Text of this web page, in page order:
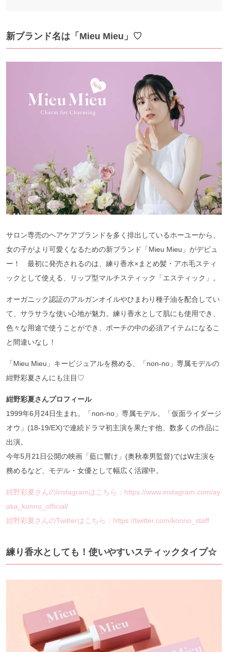
新ブランド名は「Mieu Mieu」♡
サロン専売のヘアケアブランドを多く排出しているホーユーから、
女の子がより可愛くなるための新ブランド「Mieu Mieu」がデビュ
ー！ 最初に発売されるのは、練り香水×まとめ髪・アホ毛スティ
ックとして使える、リップ型マルチスティック「エスティック」。
オーガニック認証のアルガンオイルやひまわり種子油を配合してい
て、サラサラな使い心地が魅力。練り香水として肌にも使用でき、
色々な用途で使うことができ、ポーチの中の必須アイテムになるこ
と間違いなし！
「Mieu Mieu」キービジュアルを務める、「non-no」専属モデルの
紺野彩夏さんにも注目♡
紺野彩夏さんプロフィール
1999年6月24日生まれ。「non-no」専属モデル。「仮面ライダージ
オウ」(18-19/EX)で連続ドラマ初主演を果たす他、数多くの作品に
出演。
今年5月21日公開の映画「藍に響け」(奥秋泰男監督)ではW主演を
務めるなど、モデル・女優として幅広く活躍中。
紺野彩夏さんのInstagramはこちら：https://www.instagram.com/ay
aka_konno_official/
紺野彩夏さんのTwitterはこちら：https://twitter.com/konno_staff
練り香水としても！使いやすいスティックタイプ☆